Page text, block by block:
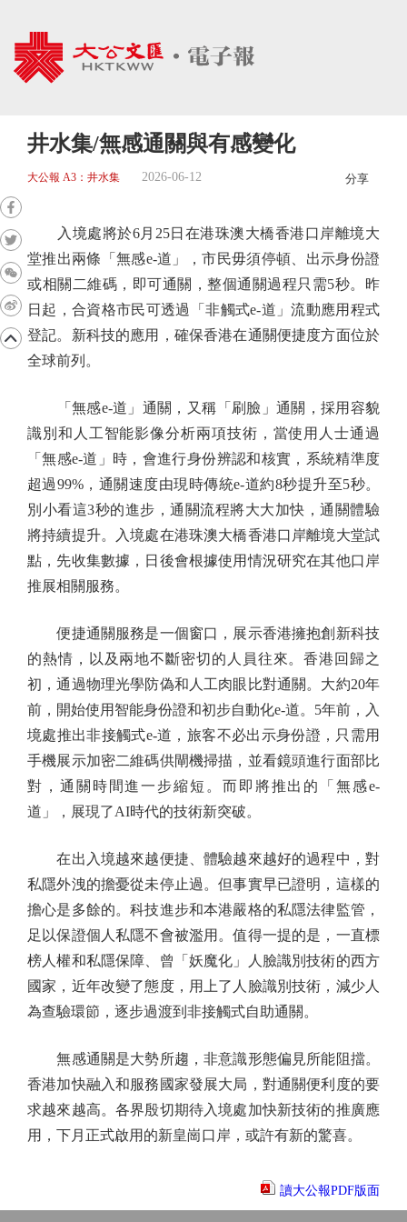
井水集/無感通關與有感變化
大公報 A3：井水集 2026-06-12 分享
入境處將於6月25日在港珠澳大橋香港口岸離境大
堂推出兩條「無感e-道」，市民毋須停頓、出示身份證
或相關二維碼，即可通關，整個通關過程只需5秒。昨
日起，合資格市民可透過「非觸式e-道」流動應用程式
登記。新科技的應用，確保香港在通關便捷度方面位於
全球前列。
「無感e-道」通關，又稱「刷臉」通關，採用容貌
識別和人工智能影像分析兩項技術，當使用人士通過
「無感e-道」時，會進行身份辨認和核實，系統精準度
超過99%，通關速度由現時傳統e-道約8秒提升至5秒。
別小看這3秒的進步，通關流程將大大加快，通關體驗
將持續提升。入境處在港珠澳大橋香港口岸離境大堂試
點，先收集數據，日後會根據使用情況研究在其他口岸
推展相關服務。
便捷通關服務是一個窗口，展示香港擁抱創新科技
的熱情，以及兩地不斷密切的人員往來。香港回歸之
初，通過物理光學防偽和人工肉眼比對通關。大約20年
前，開始使用智能身份證和初步自動化e-道。5年前，入
境處推出非接觸式e-道，旅客不必出示身份證，只需用
手機展示加密二維碼供閘機掃描，並看鏡頭進行面部比
對，通關時間進一步縮短。而即將推出的「無感e-
道」，展現了AI時代的技術新突破。
在出入境越來越便捷、體驗越來越好的過程中，對
私隱外洩的擔憂從未停止過。但事實早已證明，這樣的
擔心是多餘的。科技進步和本港嚴格的私隱法律監管，
足以保證個人私隱不會被濫用。值得一提的是，一直標
榜人權和私隱保障、曾「妖魔化」人臉識別技術的西方
國家，近年改變了態度，用上了人臉識別技術，減少人
為查驗環節，逐步過渡到非接觸式自助通關。
無感通關是大勢所趨，非意識形態偏見所能阻擋。
香港加快融入和服務國家發展大局，對通關便利度的要
求越來越高。各界殷切期待入境處加快新技術的推廣應
用，下月正式啟用的新皇崗口岸，或許有新的驚喜。
讀大公報PDF版面